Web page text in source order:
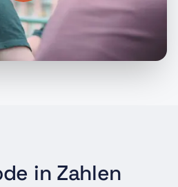
in Zahlen